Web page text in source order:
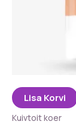
Lisa Korvi
Kuivtoit koer